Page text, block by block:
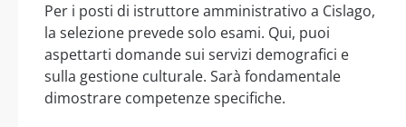
Per i posti di istruttore amministrativo a Cislago,
la selezione prevede solo esami. Qui, puoi
aspettarti domande sui servizi demografici e
sulla gestione culturale. Sarà fondamentale
dimostrare competenze specifiche.